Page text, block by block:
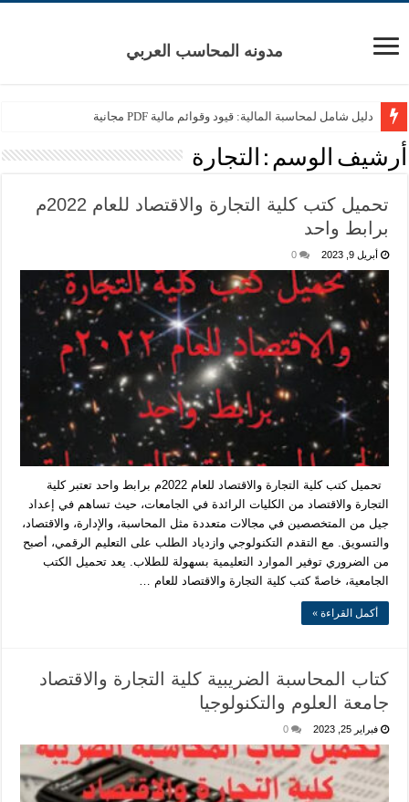
مدونه المحاسب العربي
دليل شامل لمحاسبة المالية: قيود وقوائم مالية PDF مجانية
أرشيف الوسم : التجارة
تحميل كتب كلية التجارة والاقتصاد للعام 2022م
برابط واحد
أبريل 9, 2023 0
تحميل كتب كلية التجارة والاقتصاد للعام 2022م برابط واحد تعتبر كلية
التجارة والاقتصاد من الكليات الرائدة في الجامعات، حيث تساهم في إعداد
جيل من المتخصصين في مجالات متعددة مثل المحاسبة، والإدارة، والاقتصاد،
والتسويق. مع التقدم التكنولوجي وازدياد الطلب على التعليم الرقمي، أصبح
من الضروري توفير الموارد التعليمية بسهولة للطلاب. يعد تحميل الكتب
الجامعية، خاصةً كتب كلية التجارة والاقتصاد للعام …
أكمل القراءة »
كتاب المحاسبة الضريبية كلية التجارة والاقتصاد
جامعة العلوم والتكنولوجيا
فبراير 25, 2023 0